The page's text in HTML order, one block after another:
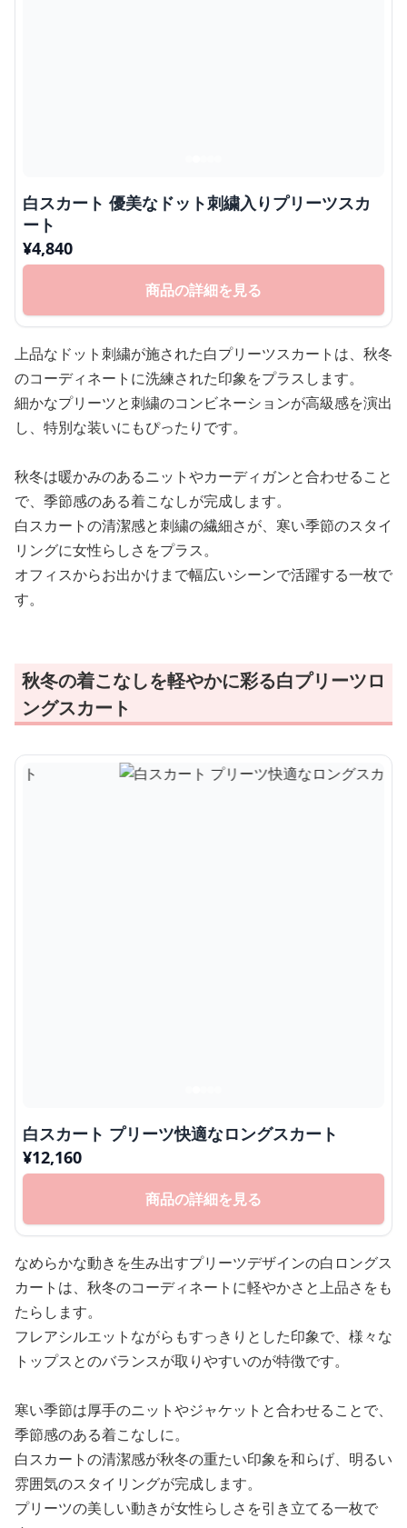
白スカート 優美なドット刺繍入りプリーツスカ
ート
¥4,840
商品の詳細を見る
上品なドット刺繍が施された白プリーツスカートは、秋冬
のコーディネートに洗練された印象をプラスします。
細かなプリーツと刺繍のコンビネーションが高級感を演出
し、特別な装いにもぴったりです。
秋冬は暖かみのあるニットやカーディガンと合わせること
で、季節感のある着こなしが完成します。
白スカートの清潔感と刺繍の繊細さが、寒い季節のスタイ
リングに女性らしさをプラス。
オフィスからお出かけまで幅広いシーンで活躍する一枚で
す。
秋冬の着こなしを軽やかに彩る白プリーツロ
ングスカート
白スカート プリーツ快適なロングスカート
¥12,160
商品の詳細を見る
なめらかな動きを生み出すプリーツデザインの白ロングス
カートは、秋冬のコーディネートに軽やかさと上品さをも
たらします。
フレアシルエットながらもすっきりとした印象で、様々な
トップスとのバランスが取りやすいのが特徴です。
寒い季節は厚手のニットやジャケットと合わせることで、
季節感のある着こなしに。
白スカートの清潔感が秋冬の重たい印象を和らげ、明るい
雰囲気のスタイリングが完成します。
プリーツの美しい動きが女性らしさを引き立てる一枚で